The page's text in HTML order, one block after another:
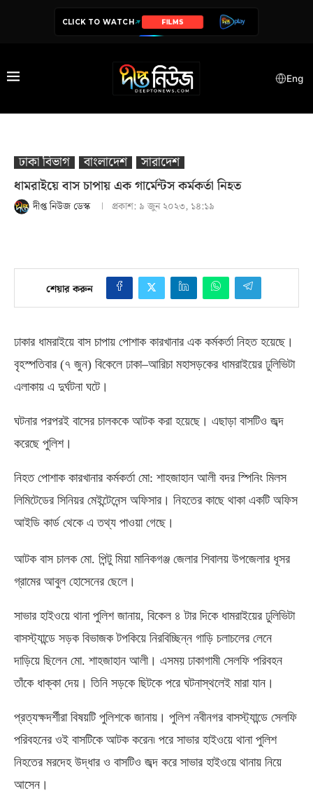
CLICK TO WATCH FILMS
SERIES
Eng
ঢাকা বিভাগ বাংলাদেশ
সারাদেশ
ধামরাইয়ে বাস চাপায় এক গার্মেন্টস কর্মকর্তা নিহত
দীপ্ত নিউজ ডেস্ক প্রকাশ: ৯ জুন ২০২৩, ১৪:১৯
শেয়ার করুন
ঢাকার ধামরাইয়ে বাস চাপায় পোশাক কারখানার এক কর্মকর্তা নিহত হয়েছে।
বৃহস্পতিবার (৭ জুন) বিকেলে ঢাকা–আরিচা মহাসড়কের ধামরাইয়ের ঢুলিভিটা
এলাকায় এ দুর্ঘটনা ঘটে।
ঘটনার পরপরই বাসের চালককে আটক করা হয়েছে। এছাড়া বাসটিও জব্দ
করেছে পুলিশ।
নিহত পোশাক কারখানার কর্মকর্তা মো: শাহজাহান আলী বদর স্পিনিং মিলস
লিমিটেডের সিনিয়র মেইন্টেনেন্স অফিসার। নিহতের কাছে থাকা একটি অফিস
আইডি কার্ড থেকে এ তথ্য পাওয়া গেছে।
আটক বাস চালক মো. পিন্টু মিয়া মানিকগঞ্জ জেলার শিবালয় উপজেলার ধূসর
গ্রামের আবুল হোসেনের ছেলে।
সাভার হাইওয়ে থানা পুলিশ জানায়, বিকেল ৪ টার দিকে ধামরাইয়ের ঢুলিভিটা
বাসস্ট্যান্ডে সড়ক বিভাজক টপকিয়ে নিরবিচ্ছিন্ন গাড়ি চলাচলের লেনে
দাড়িয়ে ছিলেন মো. শাহজাহান আলী। এসময় ঢাকাগামী সেলফি পরিবহন
তাঁকে ধাক্কা দেয়। তিনি সড়কে ছিটকে পরে ঘটনাস্থলেই মারা যান।
প্রত্যক্ষদর্শীরা বিষয়টি পুলিশকে জানায়। পুলিশ নবীনগর বাসস্ট্যান্ডে সেলফি
পরিবহনের ওই বাসটিকে আটক করেন৷ পরে সাভার হাইওয়ে থানা পুলিশ
নিহতের মরদেহ উদ্ধার ও বাসটিও জব্দ করে সাভার হাইওয়ে থানায় নিয়ে
আসেন।